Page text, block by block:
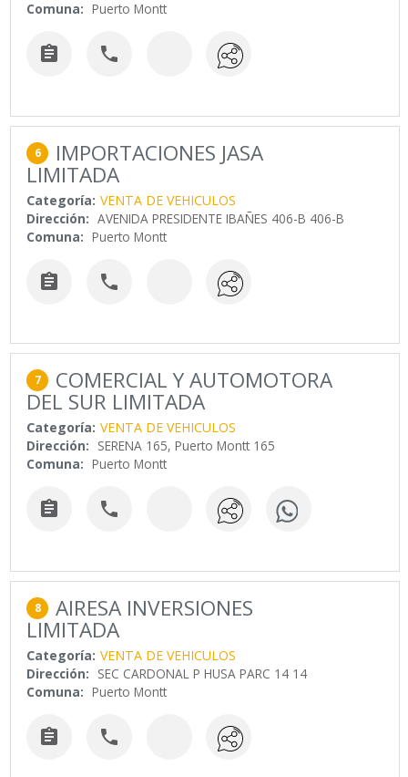
Comuna: Puerto Montt
 
6 IMPORTACIONES JASA
LIMITADA
Categoría: VENTA DE VEHICULOS
Dirección: AVENIDA PRESIDENTE IBAÑES 406-B 406-B
Comuna: Puerto Montt
 
7 COMERCIAL Y AUTOMOTORA
DEL SUR LIMITADA
Categoría: VENTA DE VEHICULOS
Dirección: SERENA 165, Puerto Montt 165
Comuna: Puerto Montt
 
8 AIRESA INVERSIONES
LIMITADA
Categoría: VENTA DE VEHICULOS
Dirección: SEC CARDONAL P HUSA PARC 14 14
Comuna: Puerto Montt
 